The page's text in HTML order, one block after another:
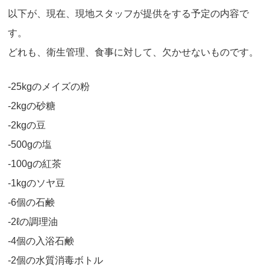
以下が、現在、現地スタッフが提供をする予定の内容で
す。
どれも、衛生管理、食事に対して、欠かせないものです。
-25kgのメイズの粉
-2kgの砂糖
-2kgの豆
-500gの塩
-100gの紅茶
-1kgのソヤ豆
-6個の石鹸
-2ℓの調理油
-4個の入浴石鹸
-2個の水質消毒ボトル